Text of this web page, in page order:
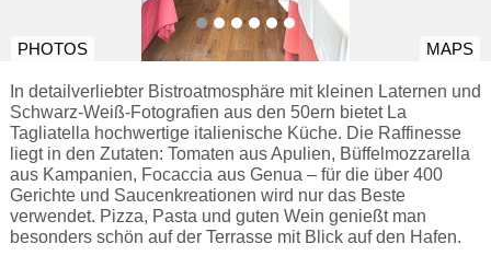
PHOTOS MAPS
In detailverliebter Bistroatmosphäre mit kleinen Laternen und
Schwarz-Weiß-Fotografien aus den 50ern bietet La
Tagliatella hochwertige italienische Küche. Die Raffinesse
liegt in den Zutaten: Tomaten aus Apulien, Büffelmozzarella
aus Kampanien, Focaccia aus Genua – für die über 400
Gerichte und Saucenkreationen wird nur das Beste
verwendet. Pizza, Pasta und guten Wein genießt man
besonders schön auf der Terrasse mit Blick auf den Hafen.